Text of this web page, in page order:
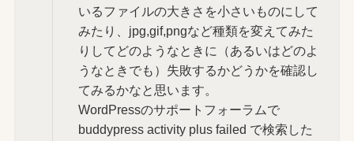
いるファイルの大きさを小さいものにして
みたり、jpg,gif,pngなど種類を変えてみた
りしてどのようなときに（あるいはどのよ
うなときでも）失敗するかどうかを確認し
てみるかなと思います。
WordPressのサポートフォーラムで
buddypress activity plus failed で検索した